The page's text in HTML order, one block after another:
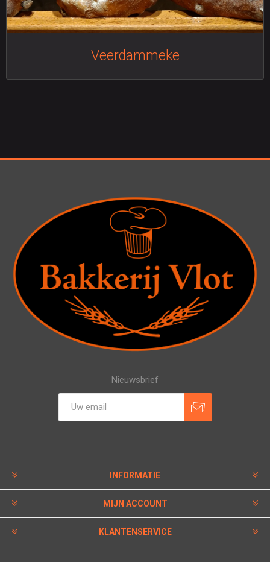
Veerdammeke
Nieuwsbrief
INFORMATIE
MIJN ACCOUNT
KLANTENSERVICE